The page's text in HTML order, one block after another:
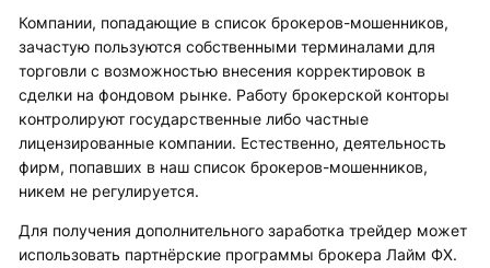
Компании, попадающие в список брокеров-мошенников,
зачастую пользуются собственными терминалами для
торговли с возможностью внесения корректировок в
сделки на фондовом рынке. Работу брокерской конторы
контролируют государственные либо частные
лицензированные компании. Естественно, деятельность
фирм, попавших в наш список брокеров-мошенников,
никем не регулируется.
Для получения дополнительного заработка трейдер может
использовать партнёрские программы брокера Лайм ФХ.